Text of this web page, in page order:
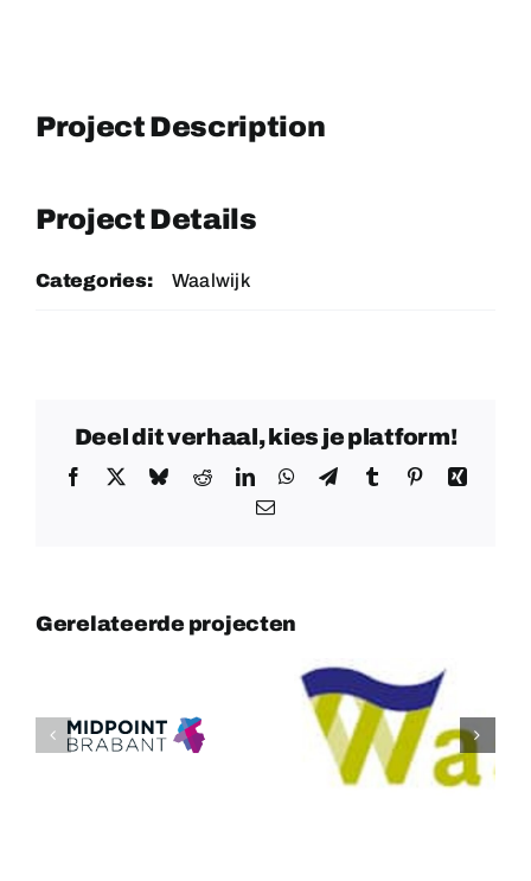
Project Description
Project Details
Categories: Waalwijk
Deel dit verhaal, kies je platform!
Facebook BlueskyRedditLinkedInWhatsApp
TelegramTumblr PinterestXing
E-
Gerelateerde projecten
Gemeente
Brabant